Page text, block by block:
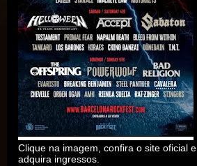
Clique na imagem, confira o site oficial e
adquira ingressos.